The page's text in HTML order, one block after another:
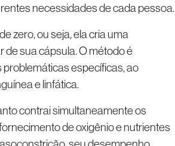
necessidades de cada pessoa.
zero, ou seja, ela cria uma
de sua cápsula. O método é
específicas, ao
e linfática.
contrai simultaneamente os
de oxigênio e nutrientes